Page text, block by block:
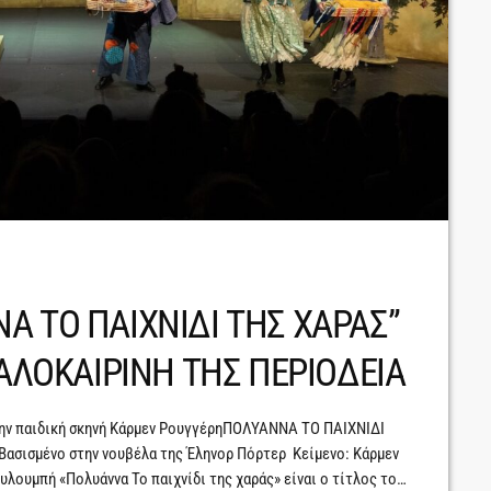
ΤΟ ΠΑΙΧΝΙΔΙ ΤΗΣ ΧΑΡΑΣ”
ΤΗΣ ΠΕΡΙΟΔΕΙΑ
παιδική σκηνή Κάρμεν ΡουγγέρηΠΟΛΥΑΝΝΑ ΤΟ ΠΑΙΧΝΙΔΙ
στην νουβέλα της Έληνορ Πόρτερ Κείμενο: Κάρμεν
«Πολυάννα Το παιχνίδι της χαράς» είναι ο τίτλος του